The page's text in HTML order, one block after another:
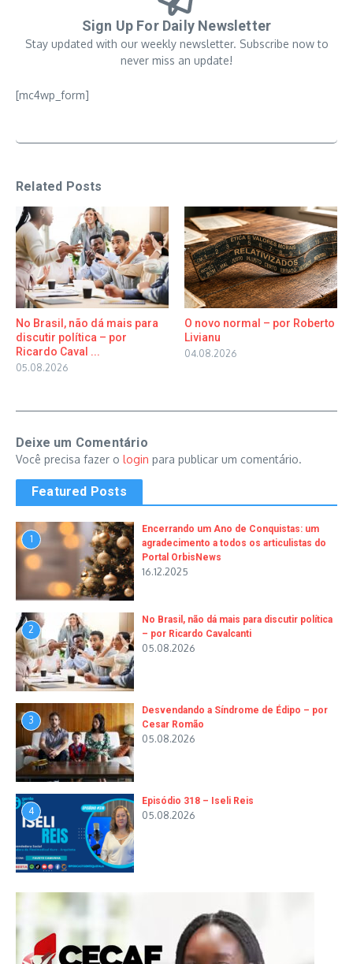
Sign Up For Daily Newsletter
Stay updated with our weekly newsletter. Subscribe now to
never miss an update!
[mc4wp_form]
Related Posts
No Brasil, não dá mais para
discutir política – por
Ricardo Caval ...
05.08.2026
O novo normal – por Roberto
Livianu
04.08.2026
Deixe um Comentário
Você precisa fazer o login para publicar um comentário.
Featured Posts
1
Encerrando um Ano de Conquistas: um
agradecimento a todos os articulistas do
Portal OrbisNews
16.12.2025
2
No Brasil, não dá mais para discutir política
– por Ricardo Cavalcanti
05.08.2026
3
Desvendando a Síndrome de Édipo – por
Cesar Romão
05.08.2026
4
Episódio 318 – Iseli Reis
05.08.2026